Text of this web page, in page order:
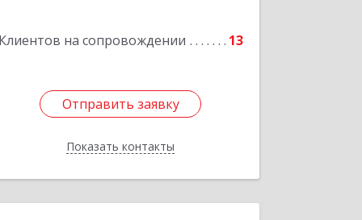
Клиентов на сопровождении 13
Отправить заявку
Показать контакты
Отправить заявку
Назад